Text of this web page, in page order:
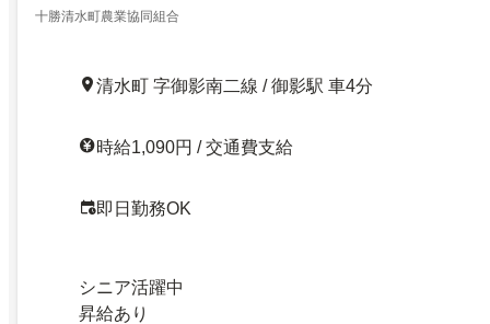
十勝清水町農業協同組合
清水町 字御影南二線 / 御影駅 車4分
時給1,090円 / 交通費支給
即日勤務OK
シニア活躍中
昇給あり